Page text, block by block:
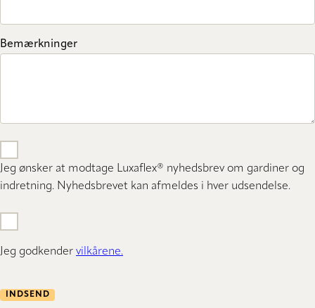
Bemærkninger
Jeg ønsker at modtage Luxaflex® nyhedsbrev om gardiner og
indretning. Nyhedsbrevet kan afmeldes i hver udsendelse.
Jeg godkender vilkårene.
INDSEND